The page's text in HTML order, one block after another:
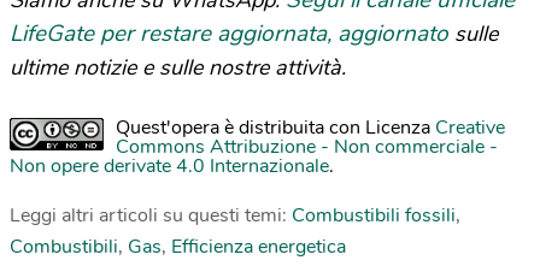
LifeGate per restare aggiornata, aggiornato sulle
ultime notizie e sulle nostre attività.
Quest'opera è distribuita con Licenza Creative
Commons Attribuzione - Non commerciale -
Non opere derivate 4.0 Internazionale.
Leggi altri articoli su questi temi: Combustibili fossili,
Combustibili, Gas, Efficienza energetica